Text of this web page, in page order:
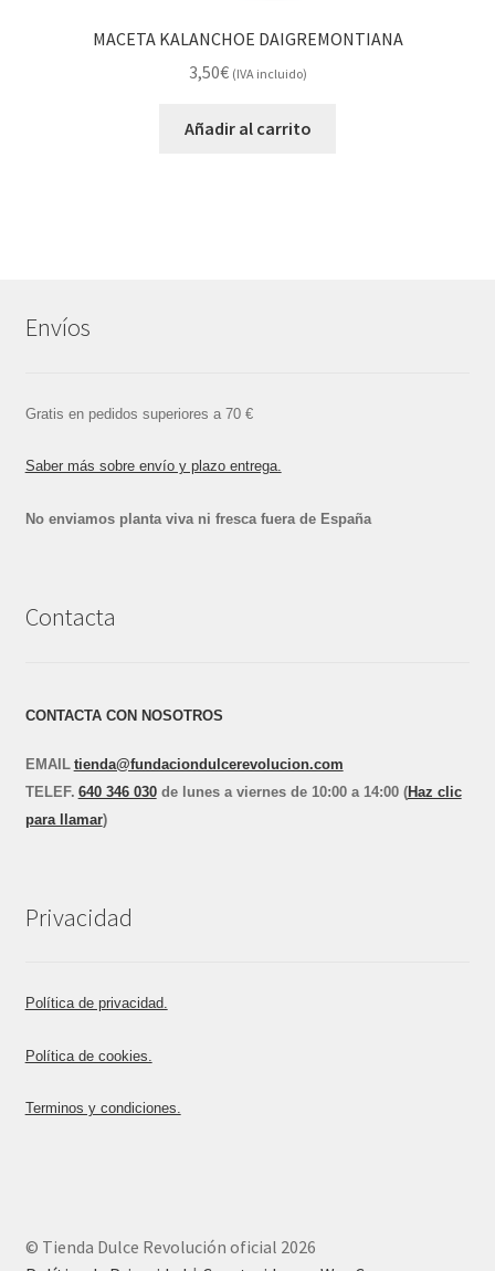
MACETA KALANCHOE DAIGREMONTIANA
3,50€ (IVA incluido)
Añadir al carrito
Envíos
Gratis en pedidos superiores a 70 €
Saber más sobre envío y plazo entrega.
No enviamos planta viva ni fresca fuera de España
Contacta
CONTACTA CON NOSOTROS
EMAIL tienda@fundaciondulcerevolucion.com
TELEF. 640 346 030de lunes a viernes de 10:00 a 14:00 (Haz clic
para llamar)
Privacidad
Política de privacidad.
Política de cookies.
Terminos y condiciones.
© Tienda Dulce Revolución oficial 2026